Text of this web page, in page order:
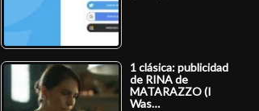
1 clásica: publicidad
de RINA de
MATARAZZO (I
Was…